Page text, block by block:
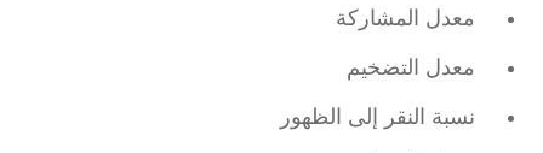
معدل المشاركة
معدل التضخيم
نسبة النقر إلى الظهور